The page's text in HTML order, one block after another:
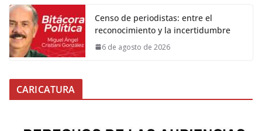
Censo de periodistas: entre el
reconocimiento y la incertidumbre
6 de agosto de 2026
CARICATURA